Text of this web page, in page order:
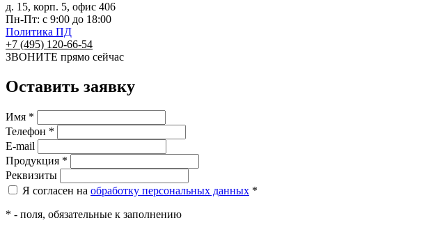
д. 15, корп. 5, офис 406
Пн-Пт: с 9:00 до 18:00
Политика ПД
+7 (495) 120-66-54
ЗВОНИТЕ прямо сейчас
Оставить заявку
Имя *
Телефон *
E-mail
Продукция *
Реквизиты
Я согласен на обработку персональных данных *
* - поля, обязательные к заполнению